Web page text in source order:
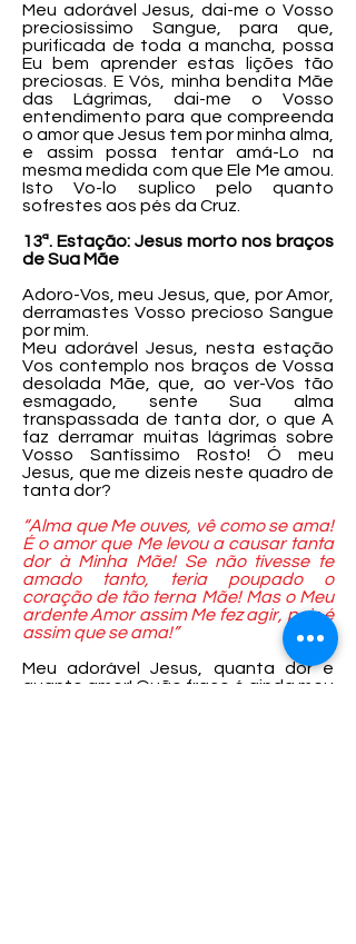
Meu adorável Jesus, dai-me o Vosso
preciosíssimo Sangue, para que,
purificada de toda a mancha, possa
Eu bem aprender estas lições tão
preciosas. E Vós, minha bendita Mãe
das Lágrimas, dai-me o Vosso
entendimento para que compreenda
o amor que Jesus tem por minha alma,
e assim possa tentar amá-Lo na
mesma medida com que Ele Me amou.
Isto Vo-lo suplico pelo quanto
sofrestes aos pés da Cruz.
13ª. Estação: Jesus morto nos braços
de Sua Mãe
Adoro-Vos, meu Jesus, que, por Amor,
derramastes Vosso precioso Sangue
por mim.
Meu adorável Jesus, nesta estação
Vos contemplo nos braços de Vossa
desolada Mãe, que, ao ver-Vos tão
esmagado, sente Sua alma
transpassada de tanta dor, o que A
faz derramar muitas lágrimas sobre
Vosso Santíssimo Rosto! Ó meu
Jesus, que me dizeis neste quadro de
tanta dor?
“Alma que Me ouves, vê como se ama!
É o amor que Me levou a causar tanta
dor à Minha Mãe! Se não tivesse te
amado tanto, teria poupado o
coração de tão terna Mãe! Mas o Meu
ardente Amor assim Me fez agir, pois é
assim que se ama!”
Meu adorável Jesus, quanta dor e
quanto amor! Quão fraco é ainda meu